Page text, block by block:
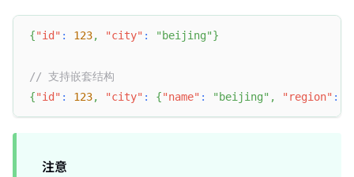
{"id" : 123, "city" : "beijing"}
// 支持嵌套结构
{"id" : 123, "city" : {"name" : "beijing" , "region" :
注意